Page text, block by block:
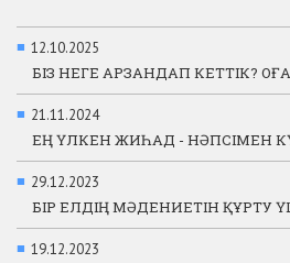
■ 12.10.2025
БІЗ НЕГЕ АРЗАНДАП КЕТТІК?
■ 21.11.2024
ЕҢ ҮЛКЕН ЖИҺАД - НӘПСІМЕН
■ 29.12.2023
БІР ЕЛДІҢ МӘДЕНИЕТІН ҚҰРТУ
■ 19.12.2023